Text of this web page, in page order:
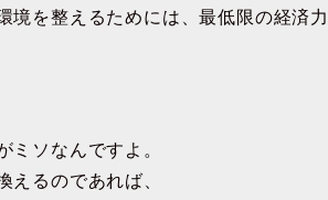
境を整えるためには、最低限の経済
ミソなんですよ。
えるのであれば、